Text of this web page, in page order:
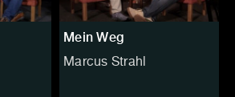
Mein Weg
Marcus Strahl